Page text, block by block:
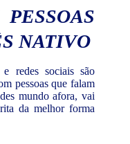
NATIVO
redes sociais são
pessoas que falam
mundo afora, vai
da melhor forma